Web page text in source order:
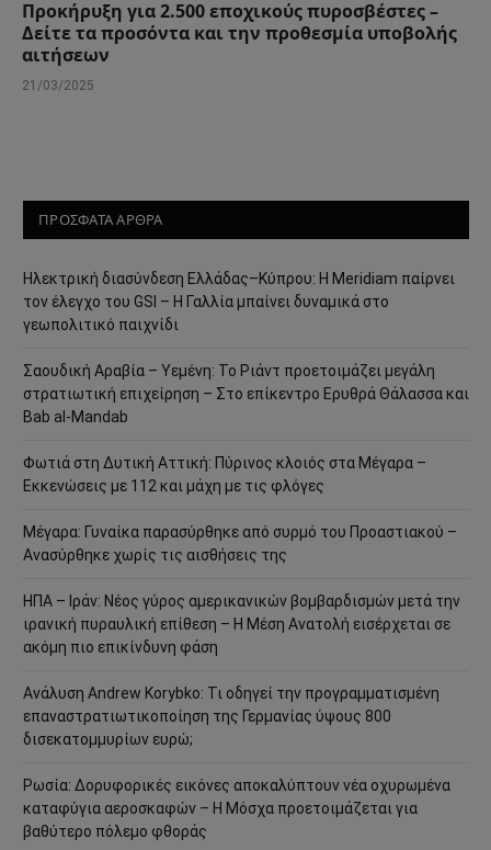
Προκήρυξη για 2.500 εποχικούς πυροσβέστες –
Δείτε τα προσόντα και την προθεσμία υποβολής
αιτήσεων
21/03/2025
ΠΡΟΣΦΑΤΑ ΑΡΘΡΑ
Ηλεκτρική διασύνδεση Ελλάδας–Κύπρου: Η Meridiam παίρνει
τον έλεγχο του GSI – Η Γαλλία μπαίνει δυναμικά στο
γεωπολιτικό παιχνίδι
Σαουδική Αραβία – Υεμένη: Το Ριάντ προετοιμάζει μεγάλη
στρατιωτική επιχείρηση – Στο επίκεντρο Ερυθρά Θάλασσα και
Bab al-Mandab
Φωτιά στη Δυτική Αττική: Πύρινος κλοιός στα Μέγαρα –
Εκκενώσεις με 112 και μάχη με τις φλόγες
Μέγαρα: Γυναίκα παρασύρθηκε από συρμό του Προαστιακού –
Ανασύρθηκε χωρίς τις αισθήσεις της
ΗΠΑ – Ιράν: Νέος γύρος αμερικανικών βομβαρδισμών μετά την
ιρανική πυραυλική επίθεση – Η Μέση Ανατολή εισέρχεται σε
ακόμη πιο επικίνδυνη φάση
Ανάλυση Andrew Korybko: Τι οδηγεί την προγραμματισμένη
επαναστρατιωτικοποίηση της Γερμανίας ύψους 800
δισεκατομμυρίων ευρώ;
Ρωσία: Δορυφορικές εικόνες αποκαλύπτουν νέα οχυρωμένα
καταφύγια αεροσκαφών – Η Μόσχα προετοιμάζεται για
βαθύτερο πόλεμο φθοράς